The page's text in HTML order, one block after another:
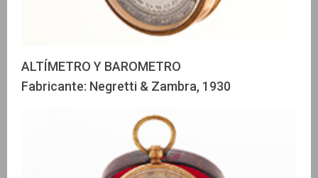
ALTÍMETRO Y BAROMETRO
Fabricante: Negretti & Zambra, 1930